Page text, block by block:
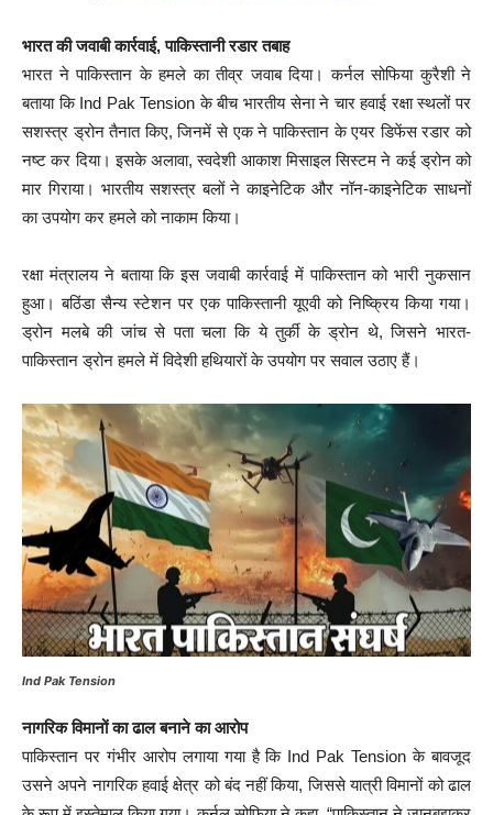
भारत की जवाबी कार्रवाई, पाकिस्तानी रडार तबाह
भारत ने पाकिस्तान के हमले का तीव्र जवाब दिया। कर्नल सोफिया कुरैशी ने
बताया कि Ind Pak Tension के बीच भारतीय सेना ने चार हवाई रक्षा स्थलों पर
सशस्त्र ड्रोन तैनात किए, जिनमें से एक ने पाकिस्तान के एयर डिफेंस रडार को
नष्ट कर दिया। इसके अलावा, स्वदेशी आकाश मिसाइल सिस्टम ने कई ड्रोन को
मार गिराया। भारतीय सशस्त्र बलों ने काइनेटिक और नॉन-काइनेटिक साधनों
का उपयोग कर हमले को नाकाम किया।
रक्षा मंत्रालय ने बताया कि इस जवाबी कार्रवाई में पाकिस्तान को भारी नुकसान
हुआ। बठिंडा सैन्य स्टेशन पर एक पाकिस्तानी यूएवी को निष्क्रिय किया गया।
ड्रोन मलबे की जांच से पता चला कि ये तुर्की के ड्रोन थे, जिसने भारत-
पाकिस्तान ड्रोन हमले में विदेशी हथियारों के उपयोग पर सवाल उठाए हैं।
Ind Pak Tension
नागरिक विमानों का ढाल बनाने का आरोप
पाकिस्तान पर गंभीर आरोप लगाया गया है कि Ind Pak Tension के बावजूद
उसने अपने नागरिक हवाई क्षेत्र को बंद नहीं किया, जिससे यात्री विमानों को ढाल